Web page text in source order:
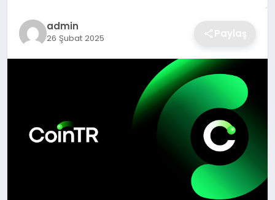
admin
26 Şubat 2025 Paylaş